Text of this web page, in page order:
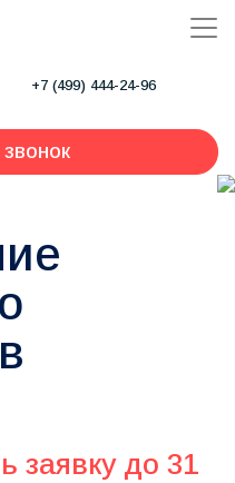
+7 (499) 444-24-96
заявку до 31